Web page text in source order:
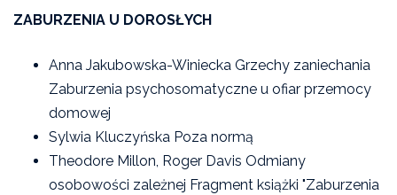
ZABURZENIA U DOROSŁYCH
Anna Jakubowska-Winiecka Grzechy zaniechania
Zaburzenia psychosomatyczne u ofiar przemocy
domowej
Sylwia Kluczyńska Poza normą
Theodore Millon, Roger Davis Odmiany
osobowości zależnej Fragment książki "Zaburzenia